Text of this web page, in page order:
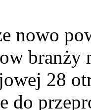
nowo
branży
28
do